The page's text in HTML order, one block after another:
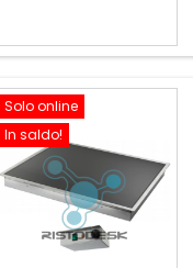
Solo online
In saldo!